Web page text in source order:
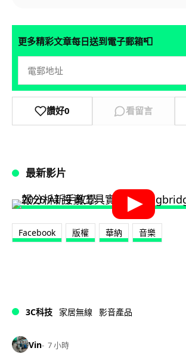
更多精彩文章每日送到電子郵箱📮
讚好0 看留言
最新影片
Facebook 版權 華納 音樂
3C科技 家居無線 影音產品
Vin 7 小時